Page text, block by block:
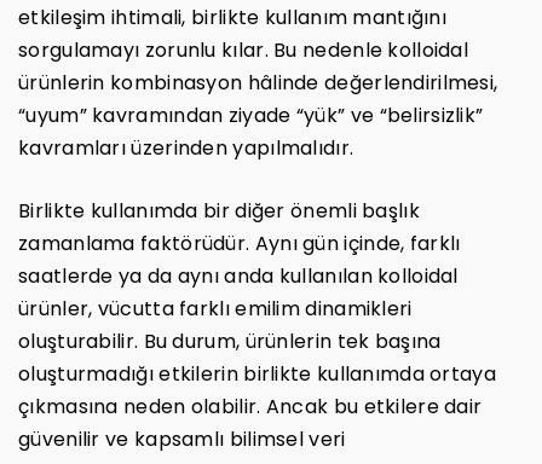
etkileşim ihtimali, birlikte kullanım mantığını
sorgulamayı zorunlu kılar. Bu nedenle kolloidal
ürünlerin kombinasyon hâlinde değerlendirilmesi,
“uyum” kavramından ziyade “yük” ve “belirsizlik”
kavramları üzerinden yapılmalıdır.
Birlikte kullanımda bir diğer önemli başlık
zamanlama faktörüdür. Aynı gün içinde, farklı
saatlerde ya da aynı anda kullanılan kolloidal
ürünler, vücutta farklı emilim dinamikleri
oluşturabilir. Bu durum, ürünlerin tek başına
oluşturmadığı etkilerin birlikte kullanımda ortaya
çıkmasına neden olabilir. Ancak bu etkilere dair
güvenilir ve kapsamlı bilimsel veri